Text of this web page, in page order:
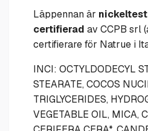
Läppennan är
certifierad av CCPB srl
certifierare för Natrue i
INCI: OCTYLDODECYL
STEARATE, COCOS
TRIGLYCERIDES,
VEGETABLE OIL, MICA,